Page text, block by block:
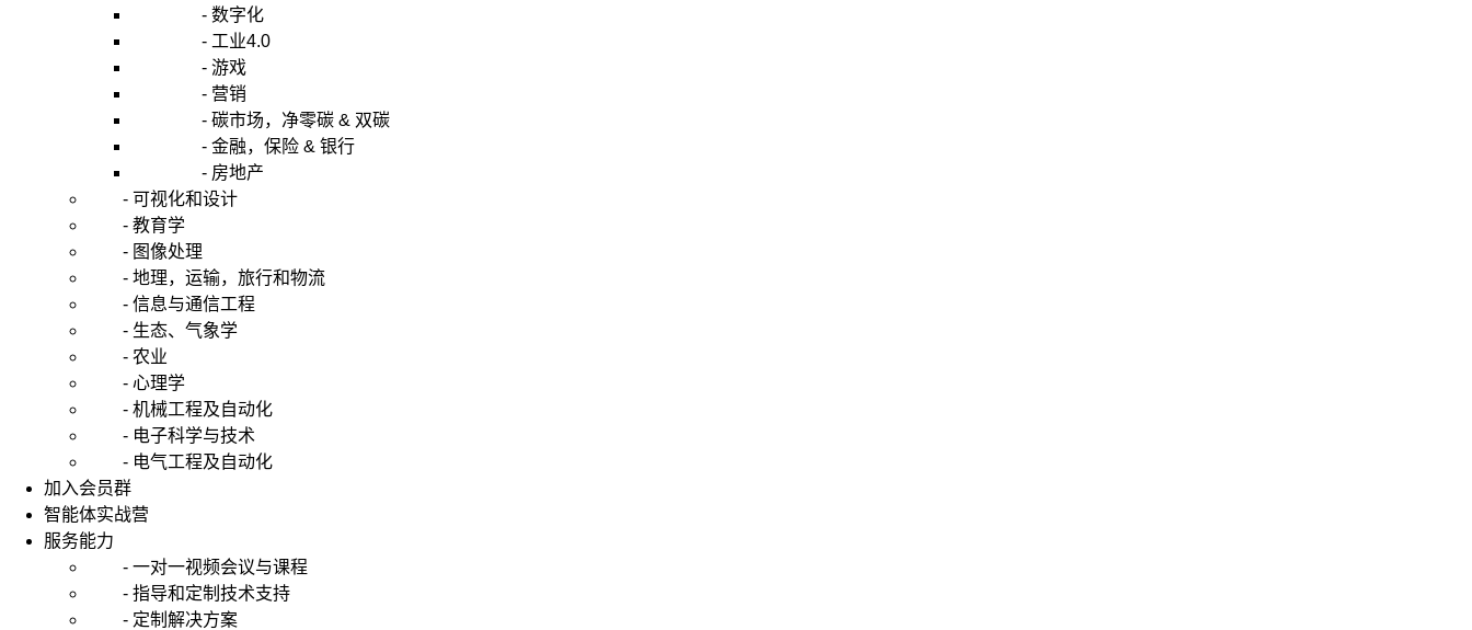
- 数字化
- 工业4.0
- 游戏
- 营销
- 碳市场，净零碳 & 双碳
- 金融，保险 & 银行
- 房地产
- 可视化和设计
- 教育学
- 图像处理
- 地理，运输，旅行和物流
- 信息与通信工程
- 生态、气象学
- 农业
- 心理学
- 机械工程及自动化
- 电子科学与技术
- 电气工程及自动化
加入会员群
智能体实战营
服务能力
- 一对一视频会议与课程
- 指导和定制技术支持
- 定制解决方案